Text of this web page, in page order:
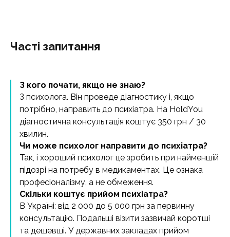
Часті запитання
З кого почати, якщо не знаю?
З психолога. Він проведе діагностику і, якщо
потрібно, направить до психіатра. На HoldYou
діагностична консультація коштує 350 грн / 30
хвилин.
Чи може психолог направити до психіатра?
Так, і хороший психолог це зробить при найменшій
підозрі на потребу в медикаментах. Це ознака
професіоналізму, а не обмеження.
Скільки коштує прийом психіатра?
В Україні: від 2 000 до 5 000 грн за первинну
консультацію. Подальші візити зазвичай коротші
та дешевші. У державних закладах прийом